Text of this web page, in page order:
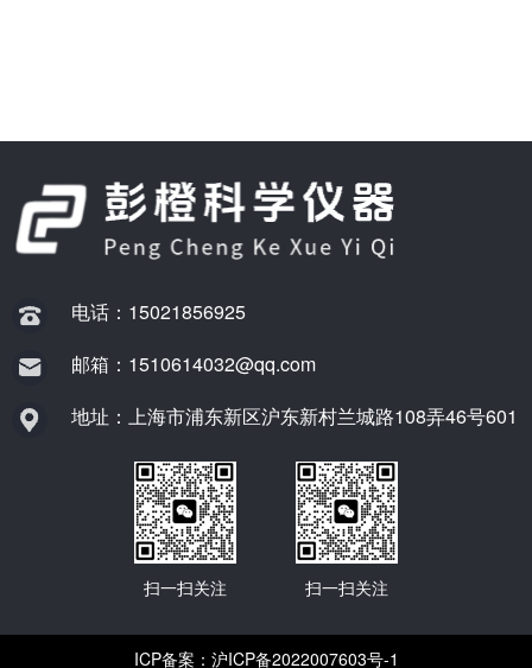
电话：15021856925
邮箱：1510614032@qq.com
地址：上海市浦东新区沪东新村兰城路108弄46号601
扫一扫关注 扫一扫关注
ICP备案： 沪ICP备2022007603号-1